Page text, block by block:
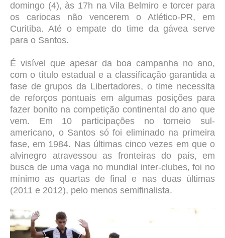
domingo (4), às 17h na Vila Belmiro e torcer para
os cariocas não vencerem o Atlético-PR, em
Curitiba. Até o empate do time da gávea serve
para o Santos.
É visível que apesar da boa campanha no ano,
com o título estadual e a classificação garantida a
fase de grupos da Libertadores, o time necessita
de reforços pontuais em algumas posições para
fazer bonito na competição continental do ano que
vem. Em 10 participações no torneio sul-
americano, o Santos só foi eliminado na primeira
fase, em 1984. Nas últimas cinco vezes em que o
alvinegro atravessou as fronteiras do país, em
busca de uma vaga no mundial inter-clubes, foi no
mínimo as quartas de final e nas duas últimas
(2011 e 2012), pelo menos semifinalista.